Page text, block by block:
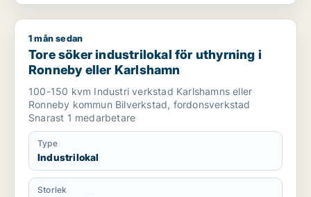
Tore söker industrilokal för uthyrning i Ronneby eller
1 mån sedan
Tore söker industrilokal för uthyrning i
Ronneby eller Karlshamn
100-150 kvm Industri verkstad Karlshamns eller
Ronneby kommun Bilverkstad, fordonsverkstad
Snarast 1 medarbetare
Type
Industrilokal
Storlek